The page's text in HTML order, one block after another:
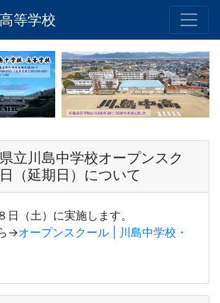
等学校
立川島中学校オープンスク
（延期日）について
日（土）に実施します。
→オープンスクール | 川島中学校・